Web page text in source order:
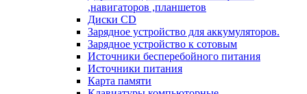
,навигаторов ,планшетов
Диски CD
Зарядное устройство для аккумуляторов.
Зарядное устройство к сотовым
Источники бесперебойного питания
Источники питания
Карта памяти